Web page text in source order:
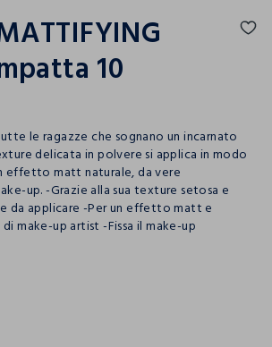
10
le ragazze che sognano un incarnato
delicata in polvere si applica in modo
effetto matt naturale, da vere
up. -Grazie alla sua texture setosa e
da applicare -Per un effetto matt e
make-up artist -Fissa il make-up